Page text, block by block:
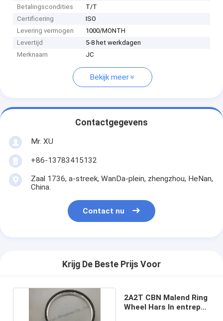
Betalingscondities
T/T
Certificering
ISO
Levering vermogen
1000/MONTH
Levertijd
5-8 het werkdagen
Merknaam
JC
Bekijk meer
Contactgegevens
Mr. XU
+86-13783415132
Zaal 1736, a-streek, WanDa-plein, zhengzhou, HeNan,
China.
Contact nu
Krijg De Beste Prijs Voor
2A2T CBN Malend Ring
Wheel Hars In entrepot